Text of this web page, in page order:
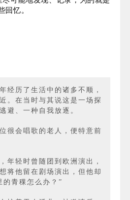
美好
“年味”越来越淡，藏区也有一
些，是方正现在更为关注的。
回忆。